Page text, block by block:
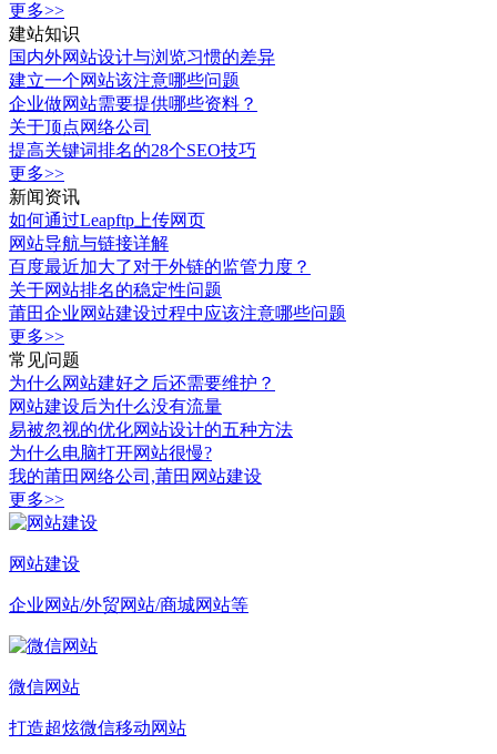
更多>>
建站知识
国内外网站设计与浏览习惯的差异
建立一个网站该注意哪些问题
企业做网站需要提供哪些资料？
关于顶点网络公司
提高关键词排名的28个SEO技巧
更多>>
新闻资讯
如何通过Leapftp上传网页
网站导航与链接详解
百度最近加大了对于外链的监管力度？
关于网站排名的稳定性问题
莆田企业网站建设过程中应该注意哪些问题
更多>>
常见问题
为什么网站建好之后还需要维护？
网站建设后为什么没有流量
易被忽视的优化网站设计的五种方法
为什么电脑打开网站很慢?
我的莆田网络公司,莆田网站建设
更多>>
网站建设
企业网站/外贸网站/商城网站等
微信网站
打造超炫微信移动网站